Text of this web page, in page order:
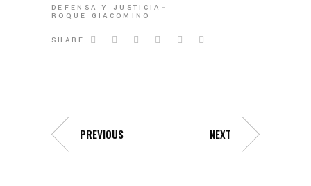
DEFENSA Y JUSTICIA
ROQUE GIACOMINO
SHARE
PREVIOUS NEXT